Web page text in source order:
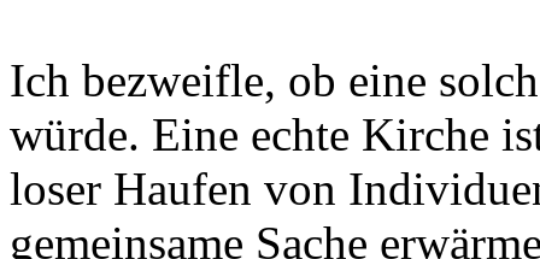
Ich bezweifle, ob eine
würde. Eine echte Kirche
loser Haufen von
gemeinsame Sache